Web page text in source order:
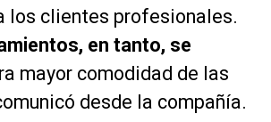
los clientes profesionales.
en tanto, se
mayor comodidad de las
desde la compañía.